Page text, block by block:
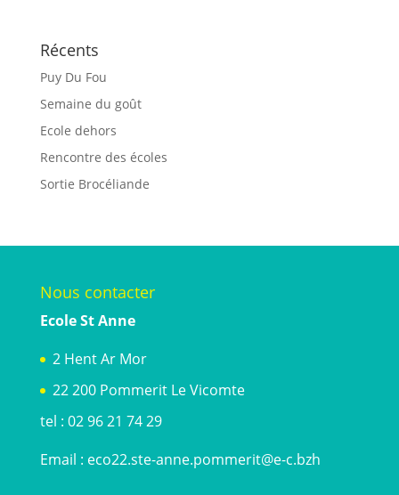
Récents
Puy Du Fou
Semaine du goût
Ecole dehors
Rencontre des écoles
Sortie Brocéliande
Nous contacter
Ecole St Anne
2 Hent Ar Mor
22 200 Pommerit Le Vicomte
tel : 02 96 21 74 29
Email : eco22.ste-anne.pommerit@e-c.bzh